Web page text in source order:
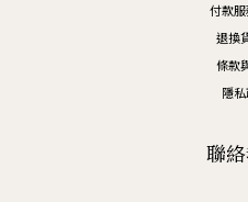
付款
退換
條款
隱
聯